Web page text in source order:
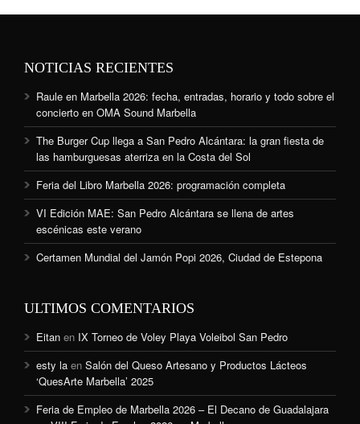
NOTICIAS RECIENTES
Raule en Marbella 2026: fecha, entradas, horario y todo sobre el
concierto en OMA Sound Marbella
The Burger Cup llega a San Pedro Alcántara: la gran fiesta de
las hamburguesas aterriza en la Costa del Sol
Feria del Libro Marbella 2026: programación completa
VI Edición MAE: San Pedro Alcántara se llena de artes
escénicas este verano
Certamen Mundial del Jamón Popi 2026, Ciudad de Estepona
ULTIMOS COMENTARIOS
Eitan en IX Torneo de Voley Playa Voleibol San Pedro
esty la en Salón del Queso Artesano y Productos Lácteos
‘QuesArte Marbella’ 2025
Feria de Empleo de Marbella 2026 – El Decano de Guadalajara